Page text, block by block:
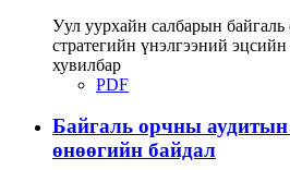
Уул уурхайн салбарын
стратегийн үнэлгээний
хувилбар
PDF
Байгаль орчны
өнөөгийн байдал